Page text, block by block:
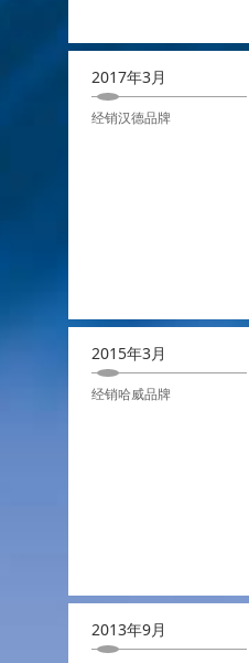
2017年3月
经销汉德品牌
2015年3月
经销哈威品牌
2013年9月